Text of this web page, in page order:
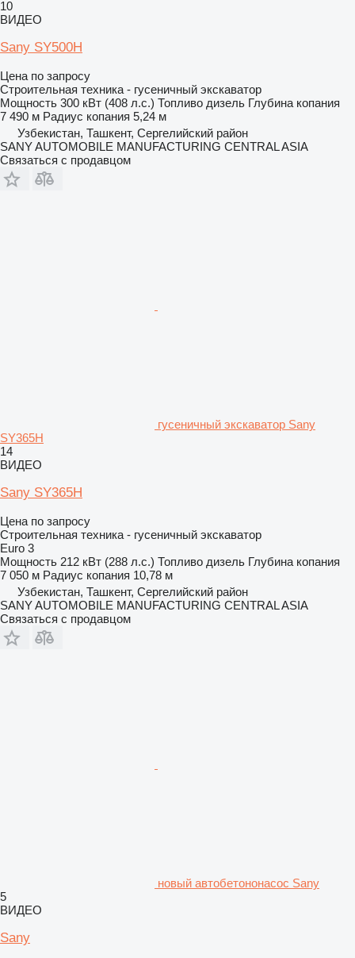
10
ВИДЕО
Sany SY500H
Цена по запросу
Строительная техника - гусеничный экскаватор
Мощность 300 кВт (408 л.с.) Топливо дизель Глубина копания
7 490 м Радиус копания 5,24 м
Узбекистан, Ташкент, Сергелийский район
SANY AUTOMOBILE MANUFACTURING CENTRAL ASIA
Связаться с продавцом
гусеничный экскаватор Sany
SY365H
14
ВИДЕО
Sany SY365H
Цена по запросу
Строительная техника - гусеничный экскаватор
Euro 3
Мощность 212 кВт (288 л.с.) Топливо дизель Глубина копания
7 050 м Радиус копания 10,78 м
Узбекистан, Ташкент, Сергелийский район
SANY AUTOMOBILE MANUFACTURING CENTRAL ASIA
Связаться с продавцом
новый автобетононасос Sany
5
ВИДЕО
Sany